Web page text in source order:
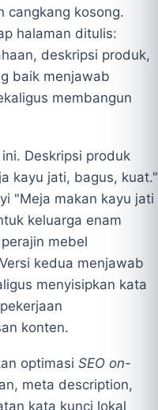
cangkang kosong.
halaman ditulis:
deskripsi produk,
baik menjawab
membangun
Deskripsi produk
kayu jati, bagus, kuat."
"Meja makan kayu jati
keluarga enam
mebel
kedua menjawab
menyisipkan kata
konten.
optimasi SEO on-
meta description,
kata kunci lokal